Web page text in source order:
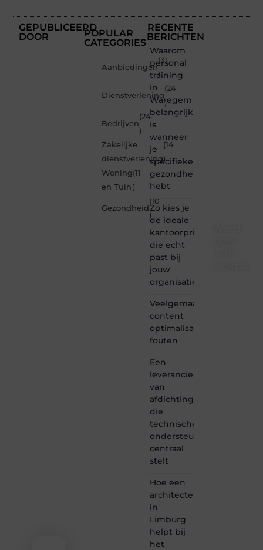
GEPUBLICEERD
DOOR
POPULAR
CATEGORIES
Aanbiedingen
(31
)
Dienstverlening
(24
)
Bedrijven
(24
)
Zakelijke
dienstverlening
(14
)
Woning
en Tuin
(11
)
Gezondheid
(10
)
RECENTE
BERICHTEN
Waarom
personal
training
in
Waregem
belangrijk
is
wanneer
je
specifieke
gezondheidsdoelen
hebt
Zo kies je
de ideale
kantoorprinter
die echt
past bij
jouw
organisatie
Veelgemaakte
content
optimalisatie
fouten
Een
leverancier
van
afdichtingen
die
technische
ondersteuning
centraal
stelt
Hoe een
architectenbureau
in
Limburg
helpt bij
het